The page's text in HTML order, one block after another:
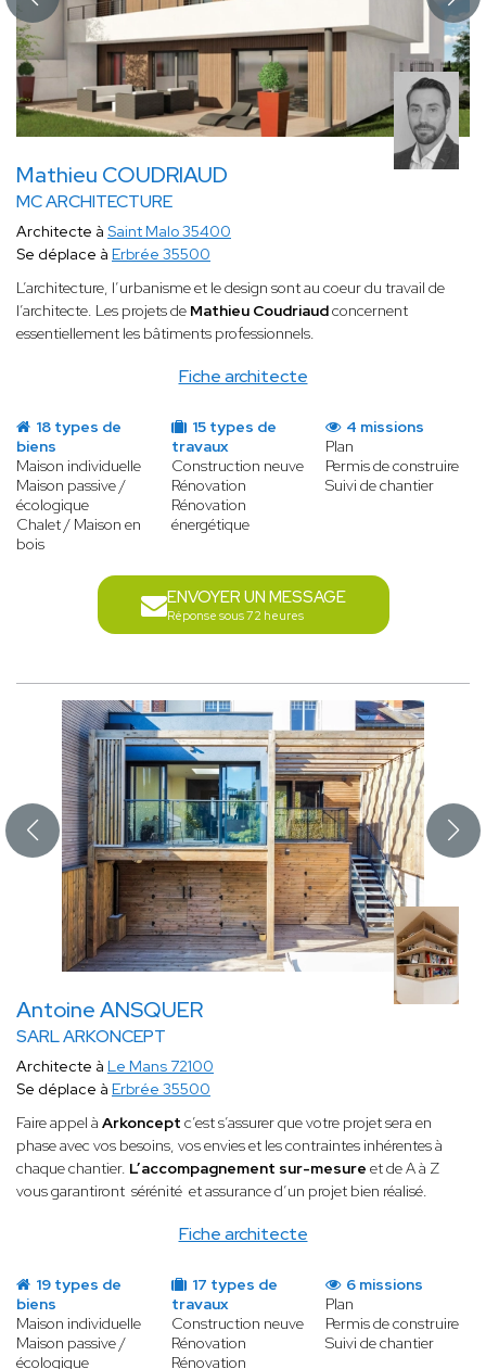
Mathieu COUDRIAUD
MC ARCHITECTURE
Fiche architecte
Architecte à Saint Malo 35400
Se déplace à Erbrée 35500
L’architecture, l’urbanisme et le design sont au coeur du travail de
l’architecte. Les projets de Mathieu Coudriaudconcernent
essentiellement les bâtiments professionnels.
18 types de
biens
Maison individuelle
Maison passive /
écologique
Chalet / Maison en
bois
15 types de
travaux
Construction neuve
Rénovation
Rénovation
énergétique
4 missions
Plan
Permis de construire
Suivi de chantier
ENVOYER UN MESSAGE
Réponse sous 72 heures
Antoine ANSQUER
SARL ARKONCEPT
Fiche architecte
Architecte à Le Mans 72100
Se déplace à Erbrée 35500
Faire appel à Arkoncept c’est s’assurer que votre projet sera en
phase avec vos besoins, vos envies et les contraintes inhérentes à
chaque chantier. L’accompagnement sur-mesure et de A à Z
vous garantiront sérénité et assurance d’un projet bien réalisé.
19 types de
biens
Maison individuelle
Maison passive /
écologique
17 types de
travaux
Construction neuve
Rénovation
Rénovation
6 missions
Plan
Permis de construire
Suivi de chantier